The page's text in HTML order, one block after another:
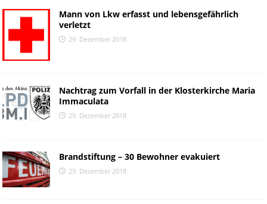
Mann von Lkw erfasst und lebensgefährlich
verletzt
29. Dezember 2018
Nachtrag zum Vorfall in der Klosterkirche Maria
Immaculata
29. Dezember 2018
Brandstiftung – 30 Bewohner evakuiert
29. Dezember 2018